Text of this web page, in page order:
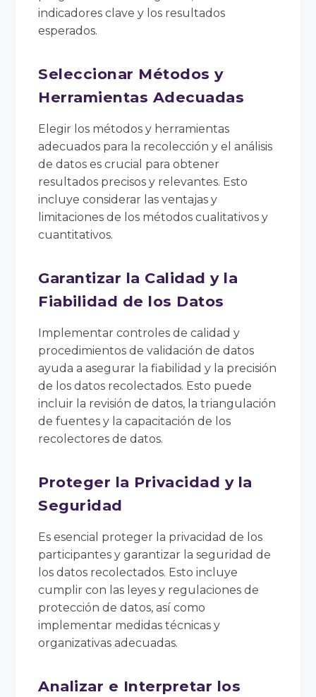
indicadores clave y los resultados
esperados.
Seleccionar Métodos y
Herramientas Adecuadas
Elegir los métodos y herramientas
adecuados para la recolección y el análisis
de datos es crucial para obtener
resultados precisos y relevantes. Esto
incluye considerar las ventajas y
limitaciones de los métodos cualitativos y
cuantitativos.
Garantizar la Calidad y la
Fiabilidad de los Datos
Implementar controles de calidad y
procedimientos de validación de datos
ayuda a asegurar la fiabilidad y la precisión
de los datos recolectados. Esto puede
incluir la revisión de datos, la triangulación
de fuentes y la capacitación de los
recolectores de datos.
Proteger la Privacidad y la
Seguridad
Es esencial proteger la privacidad de los
participantes y garantizar la seguridad de
los datos recolectados. Esto incluye
cumplir con las leyes y regulaciones de
protección de datos, así como
implementar medidas técnicas y
organizativas adecuadas.
Analizar e Interpretar los